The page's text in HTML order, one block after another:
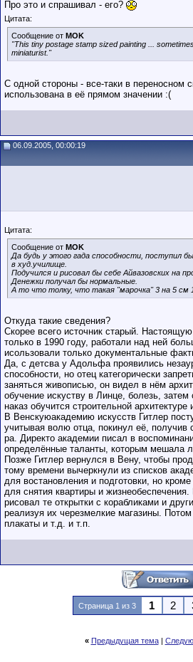
Про это и спрашивал - его?
Цитата:
Сообщение от MOK
"This tiny postage stamp sized painting ...
miniaturist."
С одной стороны - все-таки в переносном
использована в её прямом значении :(
06.09.2005, 00:00:19
Цитата:
Сообщение от MOK
Да будь у этого гада способности, поступил
в худ.училище.
Подучился и рисовал бы себе Айвазовских на
Денежки получал бы нормальные.
А то что толку, что такая "марочка" 3 на 5
Откуда такие сведения?
Скорее всего источник старый.
только в 1990 году, работали над ней
исользовали только документальные
Да, с детсва у Адольфа проявились
способности, но отец категорически
заняться живописью, он видел в нём
обучение искуству в Линце, болезь, затем
наказ обучится строительной архитектуре
В Венскуюакадемию искусств Гитлер
учитывая волю отца, покинул её, получив
ра. Директо академии писал в
определённые таланты, которым мешала
Позже Гитлер вернулся в Вену, чтобы
тому времени вычеркнули из списков
для востановления и подготовки, но
для снятия квартиры и
рисовал те открытки с корабликами и
реализуя их черезмелкие магазины.
плакаты и т.д. и т.п.
Страница 1 из 3 1 2
« Предыдущая тема|